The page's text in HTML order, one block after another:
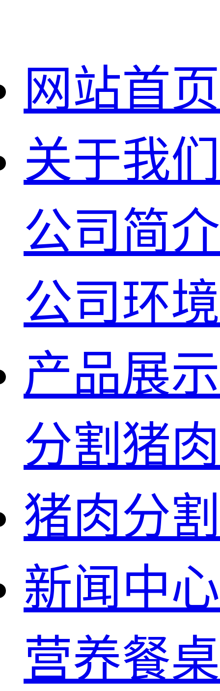
网站首页
关于我们
公司简介
公司环境
产品展示
分割猪肉
猪肉分
新闻中心
营养餐桌